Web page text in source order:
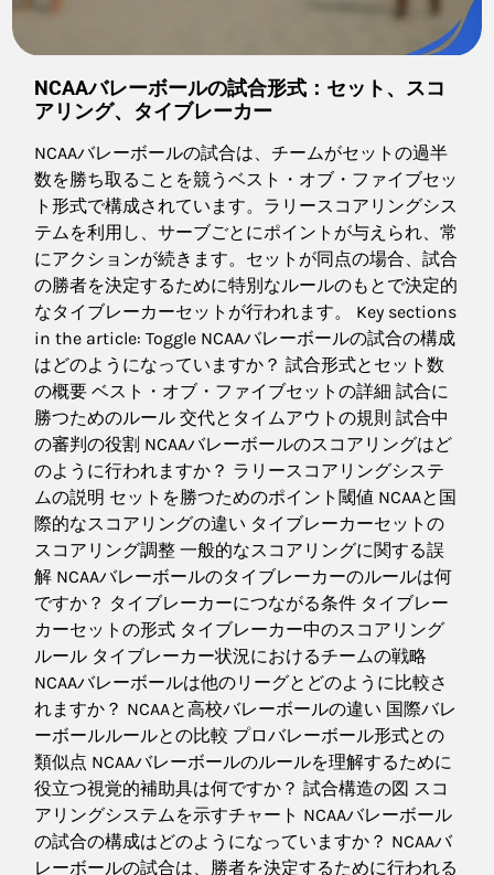
NCAAバレーボールの試合形式：セット、スコ
アリング、タイブレーカー
NCAAバレーボールの試合は、チームがセットの過半
数を勝ち取ることを競うベスト・オブ・ファイブセッ
ト形式で構成されています。ラリースコアリングシス
テムを利用し、サーブごとにポイントが与えられ、常
にアクションが続きます。セットが同点の場合、試合
の勝者を決定するために特別なルールのもとで決定的
なタイブレーカーセットが行われます。 Key sections
in the article: Toggle NCAAバレーボールの試合の構成
はどのようになっていますか？ 試合形式とセット数
の概要 ベスト・オブ・ファイブセットの詳細 試合に
勝つためのルール 交代とタイムアウトの規則 試合中
の審判の役割 NCAAバレーボールのスコアリングはど
のように行われますか？ ラリースコアリングシステ
ムの説明 セットを勝つためのポイント閾値 NCAAと国
際的なスコアリングの違い タイブレーカーセットの
スコアリング調整 一般的なスコアリングに関する誤
解 NCAAバレーボールのタイブレーカーのルールは何
ですか？ タイブレーカーにつながる条件 タイブレー
カーセットの形式 タイブレーカー中のスコアリング
ルール タイブレーカー状況におけるチームの戦略
NCAAバレーボールは他のリーグとどのように比較さ
れますか？ NCAAと高校バレーボールの違い 国際バレ
ーボールルールとの比較 プロバレーボール形式との
類似点 NCAAバレーボールのルールを理解するために
役立つ視覚的補助具は何ですか？ 試合構造の図 スコ
アリングシステムを示すチャート NCAAバレーボール
の試合の構成はどのようになっていますか？ NCAAバ
レーボールの試合は、勝者を決定するために行われる